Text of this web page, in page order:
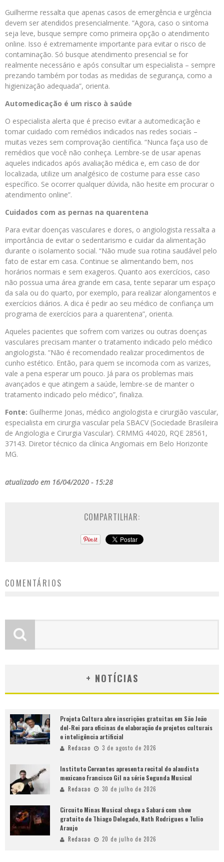
Guilherme ressalta que apenas casos de emergência e urgência
devem ser atendidos presencialmente. “Agora, caso o sintoma
seja leve, busque sempre como primeira opção o atendimento
online. Isso é extremamente importante para evitar o risco de
contaminação. Só busque atendimento presencial se for
realmente necessário e após consultar um especialista – sempre
prezando também por todas as medidas de segurança, como a
higienização adequada”, orienta.
Automedicação é um risco à saúde
O especialista alerta que é preciso evitar a automedicação e
tomar cuidado com remédios indicados nas redes sociais –
muitas vezes sem comprovação científica. “Nunca faça uso de
remédios que você não conheça. Lembre-se de usar apenas
aqueles indicados após avaliação médica e, em caso de dor
localizada, utilize um analgésico de costume para esse caso
específico. Se ocorrer qualquer dúvida, não hesite em procurar o
atendimento online”.
Cuidados com as pernas na quarentena
Para evitar doenças vasculares e dores, o angiologista ressalta a
importância de evitar o sedentarismo e cuidar da alimentação
durante o isolamento social. “Não mude sua rotina saudável pelo
fato de estar em casa. Continue se alimentando bem, nos
horários normais e sem exageros. Quanto aos exercícios, caso
não possua uma área grande em casa, tente separar um espaço
da sala ou do quarto, por exemplo, para realizar alongamentos e
exercícios diários. A dica é pedir ao seu médico de confiança um
programa de exercícios para a quarentena”, orienta.
Aqueles pacientes que sofrem com varizes ou outras doenças
vasculares precisam manter o tratamento indicado pelo médico
angiologista. “Não é recomendado realizar procedimentos de
cunho estético. Então, para quem se incomoda com as varizes,
vale a pena esperar um pouco. Já para os problemas mais
avançados e que atingem a saúde, lembre-se de manter o
tratamento indicado pelo médico”, finaliza.
Fonte: Guilherme Jonas, médico angiologista e cirurgião vascular,
especialista em cirurgia vascular pela SBACV (Sociedade Brasileira
de Angiologia e Cirurgia Vascular). CRMMG 44020, RQE 28561,
37143. Diretor técnico da clínica Angiomais em Belo Horizonte
MG.
atualizado em 16/04/2020 - 15:28
COMPARTILHAR:
COMENTÁRIOS
+ NOTÍCIAS
Projeta Cultura abre inscrições gratuitas em São João
del-Rei para oficinas de elaboração de projetos culturais
e inteligência artificial
Redacao 3 de agosto de 2026
Instituto Cervantes apresenta recital do alaudista
mexicano Francisco Gil na série Segunda Musical
Redacao 30 de julho de 2026
Circuito Minas Musical chega a Sabará com show
gratuito de Thiago Delegado, Nath Rodrigues e Tulio
Araujo
Redacao 20 de julho de 2026